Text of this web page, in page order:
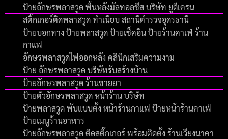
ป้ายอักษรพลาสวูด พื้นหลังมัลทอลชีส บริษัท ยูดีเครน
สติ๊กเกอร์ติดพลาสวูด ทำเนียบ สถานีตำรวจอุดรธานี
ป้ายบอกทาง ป้ายพลาสวูด ป้ายเช็คอิน ป้ายร้านคาเฟ่ ร้าน
กาแฟ
อักษรพลาสวูดไฟออกหลัง คลินิกเสริมความงาม
ป้าย อักษรพลาสวูด บริษัทรับสร้างบ้าน
ป้ายอักษรพลาสวูด ร้านขายยา
ป้ายตัวอักษรพลาสวูด หน้าร้าน บริษัท
ป้ายพลาสวูด พับแบบตั้ง หน้าร้านกาแฟ ป้ายหน้าร้านคาเฟ่
ป้ายเมนูร้านอาหาร
ป้ายอักษรพลาสวูด ติดสติ๊กเกอร์ พร้อมติดตั้ง ร้านเวียงนาคา